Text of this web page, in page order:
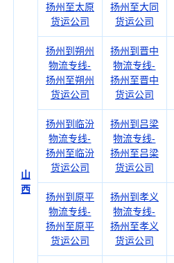
山
西
扬州至太原
货运公司
扬州至大同
货运公司
扬州到朔州
物流专线-
扬州至朔州
货运公司
扬州到晋中
物流专线-
扬州至晋中
货运公司
扬州到临汾
物流专线-
扬州至临汾
货运公司
扬州到吕梁
物流专线-
扬州至吕梁
货运公司
扬州到原平
物流专线-
扬州至原平
货运公司
扬州到孝义
物流专线-
扬州至孝义
货运公司